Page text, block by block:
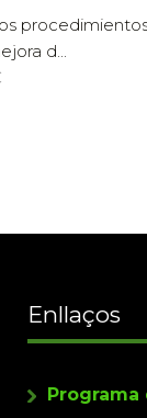
d...
Enllaços
Programa